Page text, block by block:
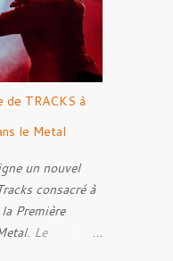
Against The
06. The
de TRACKS à
le Metal
un nouvel
consacré à
Première
Le